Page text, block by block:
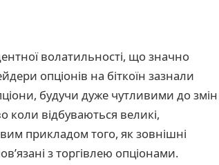
волатильності, що значно
опціонів на біткоїн зазнали
будучи дуже чутливими до змін
коли відбуваються великі,
прикладом того, як зовнішні
з торгівлею опціонами.